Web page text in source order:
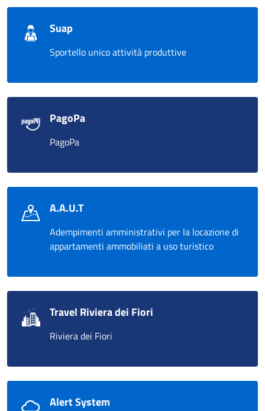
Suap
Sportello unico attività produttive
PagoPa
PagoPa
A.A.U.T
Adempimenti amministrativi per la locazione di
appartamenti ammobiliati a uso turistico
Travel Riviera dei Fiori
Riviera dei Fiori
Alert System